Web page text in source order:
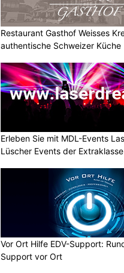
Restaurant Gasthof Weisses
authentische Schweizer Küche
Erleben Sie mit MDL-Events
Lüscher Events der Extraklasse
Vor Ort Hilfe EDV-Support:
Support vor Ort